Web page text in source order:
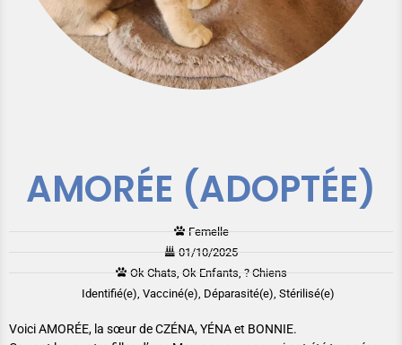
AMORÉE (ADOPTÉE)
Femelle
01/10/2025
Ok Chats, Ok Enfants, ? Chiens
Identifié(e), Vacciné(e), Déparasité(e), Stérilisé(e)
Voici AMORÉE, la sœur de CZÉNA, YÉNA et BONNIE.